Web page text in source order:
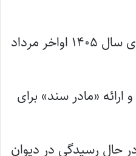
نتایج نهایی آزمون دکتری سال ۱۴۰۵ اواخر مرداد
نحوه تهیه نقشه UTM و ارائه «مادر سند» برای
حال رسیدگی در دیوان